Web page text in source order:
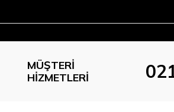
MÜŞTERI
HIZMETLERI